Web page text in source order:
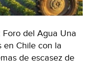
del Agua Una
en Chile con la
de escasez de